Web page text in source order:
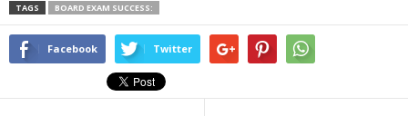
TAGS BOARD EXAM SUCCESS:
Facebook Twitter